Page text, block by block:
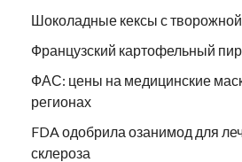
Шоколадные кексы с
Французский картофельный
ФАС: цены на медицинские
регионах
FDA одобрила озанимод для
склероза